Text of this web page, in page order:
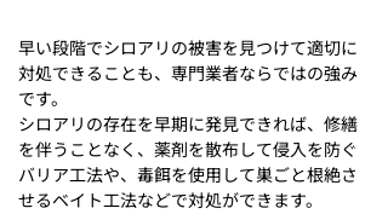
早い段階でシロアリの被害を見つけて適切に
対処できることも、専門業者ならではの強み
です。
シロアリの存在を早期に発見できれば、修繕
を伴うことなく、薬剤を散布して侵入を防ぐ
バリア工法や、毒餌を使用して巣ごと根絶さ
せるベイト工法などで対処ができます。